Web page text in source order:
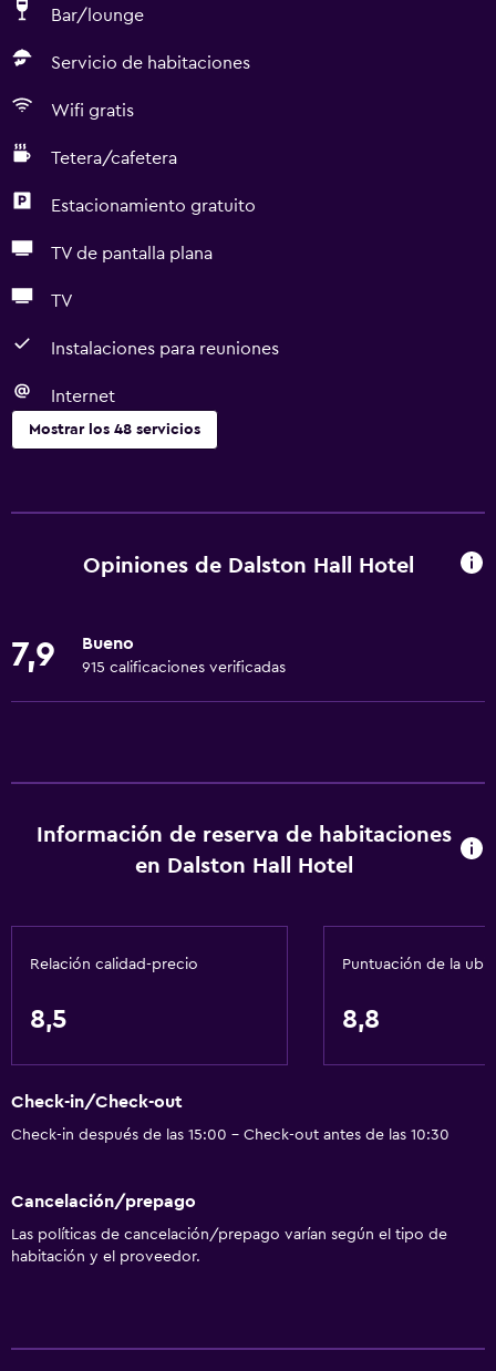
Bar/lounge
Servicio de habitaciones
Wifi gratis
Tetera/cafetera
Estacionamiento gratuito
TV de pantalla plana
TV
Instalaciones para reuniones
Internet
Mostrar los 48 servicios
Wifi gratis
Extinguidor
Secador de pelo
Aseo
Salud y seguridad
Limpieza diaria
Seguridad las 24 horas
Opiniones de Dalston Hall Hotel
7,9 Bueno
915 calificaciones verificadas
Información de reserva de habitaciones
en Dalston Hall Hotel
Relación calidad-precio
8,5
Puntuación de la
8,8
Check-in/Check-out
Check-in después de las 15:00 - Check-out antes de las 10:30
Cancelación/prepago
Las políticas de cancelación/prepago varían según el tipo de
habitación y el proveedor.